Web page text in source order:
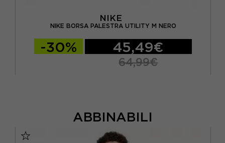
NIKE
NIKE BORSA PALESTRA UTILITY M NERO
-30% 45,49€
64,99€
ABBINABILI